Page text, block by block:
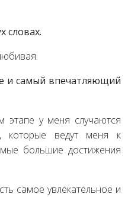
словах.
и самый впечатляющий
этапе у меня случаются
которые ведут меня к
большие достижения
самое увлекательное и